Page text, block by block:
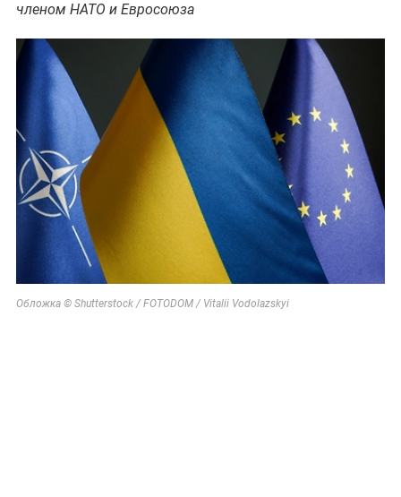
членом НАТО и Евросоюза
Обложка © Shutterstock / FOTODOM / Vitalii Vodolazskyi